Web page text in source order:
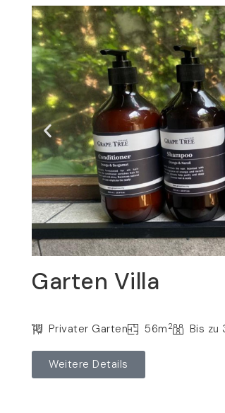
Garten Villa
Privater Garten 56m 2 Bis zu
Weitere Details